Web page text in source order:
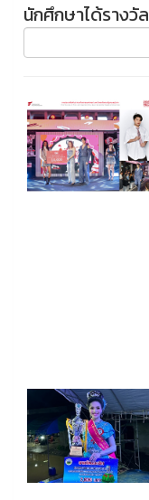
นักศึกษาได้รางวัล